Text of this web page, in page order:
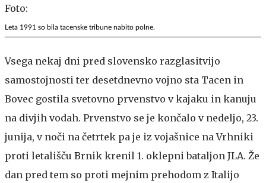
Leta 1991 so bila tacenske tribune nabito polne.
Vsega nekaj dni pred slovensko razglasitvijo
samostojnosti ter desetdnevno vojno sta Tacen in
Bovec gostila svetovno prvenstvo v kajaku in kanuju
na divjih vodah. Prvenstvo se je končalo v nedeljo, 23.
junija, v noči na četrtek pa je iz vojašnice na Vrhniki
proti letališču Brnik krenil 1. oklepni bataljon JLA. Že
dan pred tem so proti mejnim prehodom z Italijo